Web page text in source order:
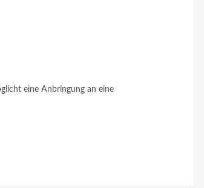
eine Anbringung an eine